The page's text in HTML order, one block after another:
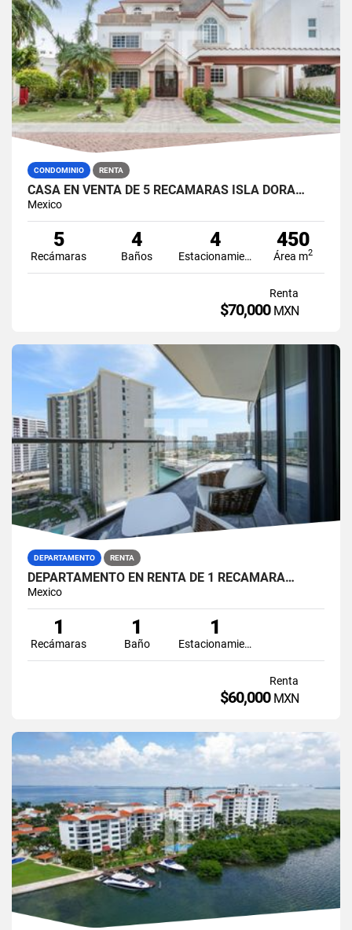
CONDOMINIO RENTA
CASA EN VENTA DE 5 RECÁMARAS ISLA DORA…
Mexico
5
Recámaras
4
Baños
4
Estacionamiento
450
Área m2
Renta
$70,000 MXN
DEPARTAMENTO RENTA
DEPARTAMENTO EN RENTA DE 1 RECAMARA…
Mexico
1
Recámaras
1
Baño
1
Estacionamiento
Renta
$60,000 MXN